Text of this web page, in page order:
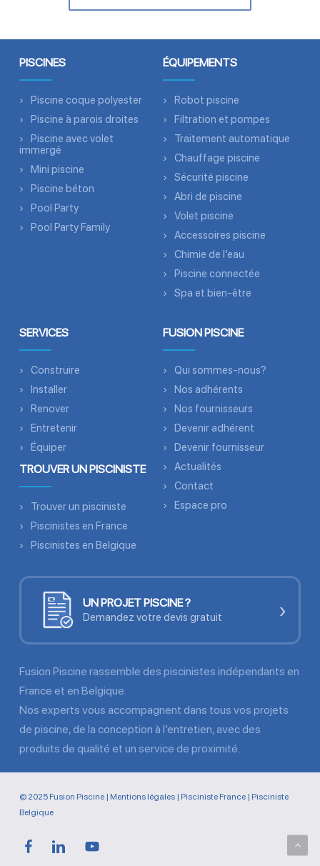
PISCINES
Piscine coque polyester
Piscine à parois droites
Piscine avec volet
immergé
Mini piscine
Piscine béton
Pool Party
Pool Party Family
ÉQUIPEMENTS
Robot piscine
Filtration et pompes
Traitement automatique
Chauffage piscine
Sécurité piscine
Abri de piscine
Volet piscine
Accessoires piscine
Chimie de l’eau
Piscine connectée
Spa et bien-être
SERVICES
Construire
Installer
Renover
Entretenir
Équiper
TROUVER UN PISCINISTE
Trouver un pisciniste
Piscinistes en France
Piscinistes en Belgique
FUSION PISCINE
Qui sommes-nous?
Nos adhérents
Nos fournisseurs
Devenir adhérent
Devenir fournisseur
Actualités
Contact
Espace pro
UN PROJET PISCINE ?
Demandez votre devis gratuit ›
Fusion Piscine rassemble des piscinistes indépendants en
France et en Belgique.
Nos experts vous accompagnent dans tous vos projets
de piscine, de la conception à l’entretien, avec des
produits de qualité et un service de proximité.
© 2025 Fusion Piscine | Mentions légales| Pisciniste France| Pisciniste
Belgique
facebooklinkedin youtube